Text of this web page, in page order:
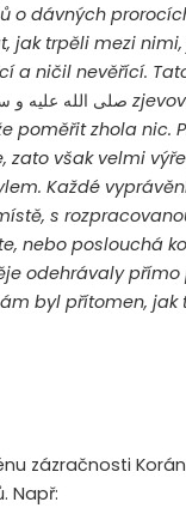
o dávných
jak trpěli mezi
a ničil nevěřící.
صلى الله عليه و
poměřit zhola nic.
zato však velmi
Každé
s
nebo poslouchá
odehrávaly
byl přítomen, jak
zázračnosti
Např: